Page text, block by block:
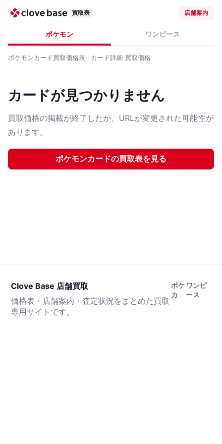
買取表 店舗案内
ポケモン ワンピース
ポケモンカード買取価格表 カード詳細 買取価格
カードが見つかりません
買取価格の掲載が終了したか、URLが変更された可能性が
あります。
ポケモンカードの買取表を見る
Clove Base 店舗買取
価格表・店舗案内・査定状況をまとめた買取
専用サイトです。
ポケ
カ
ワンピ
ース